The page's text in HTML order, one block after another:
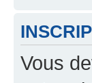
Vous